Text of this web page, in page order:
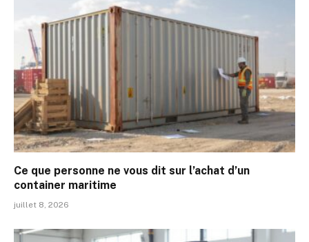
Ce que personne ne vous dit sur l’achat d’un
container maritime
juillet 8, 2026